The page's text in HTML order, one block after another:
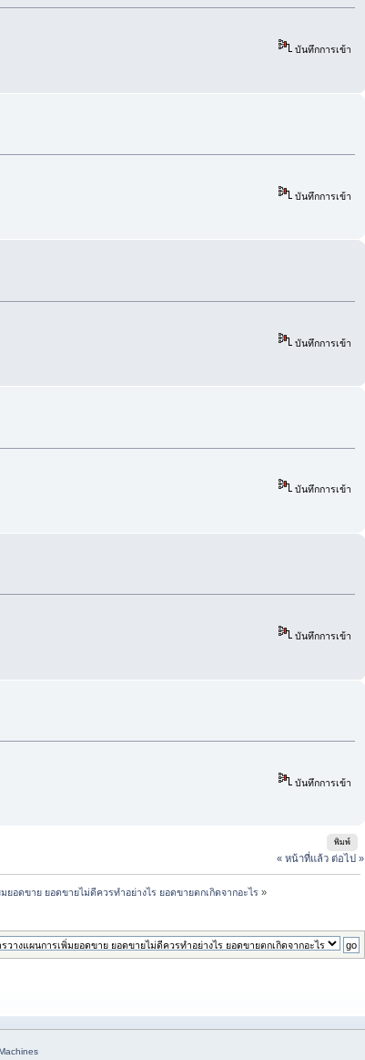
บันทึกการเข้า
บันทึกการเข้า
บันทึกการเข้า
บันทึกการเข้า
บันทึกการเข้า
บันทึกการเข้า
พิมพ์
« หน้าที่แล้ว ต่อไป »
อดขาย ยอดขายไม่ดีควรทำอย่างไร ยอดขายตกเกิดจากอะไร»